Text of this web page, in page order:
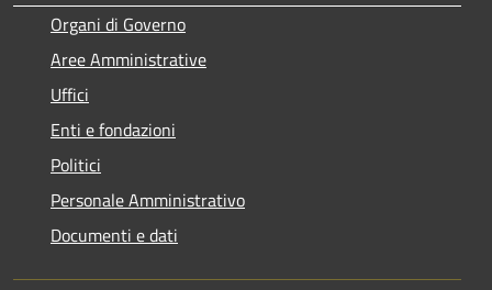
Organi di Governo
Aree Amministrative
Uffici
Enti e fondazioni
Politici
Personale Amministrativo
Documenti e dati